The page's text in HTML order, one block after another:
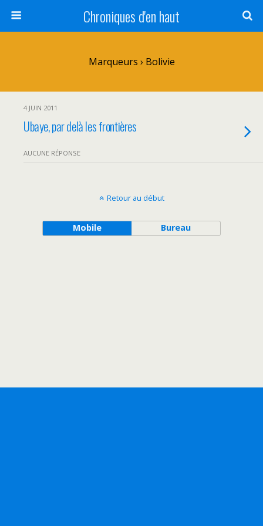
Chroniques d'en haut
Marqueurs › Bolivie
4 JUIN 2011
Ubaye, par delà les frontières
AUCUNE RÉPONSE
Retour au début
Mobile Bureau